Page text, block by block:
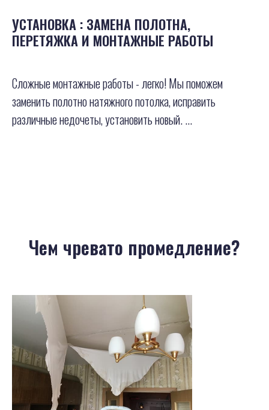
УСТАНОВКА : ЗАМЕНА ПОЛОТНА,
ПЕРЕТЯЖКА И МОНТАЖНЫЕ РАБОТЫ
Сложные монтажные работы - легко! Мы поможем
заменить полотно натяжного потолка, исправить
различные недочеты, установить новый. ...
Чем чревато промедление?